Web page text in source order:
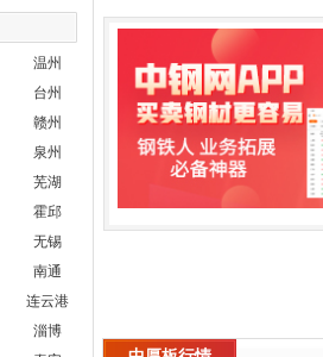
温州
台州
赣州
泉州
芜湖
霍邱
无锡
南通
连云港
淄博